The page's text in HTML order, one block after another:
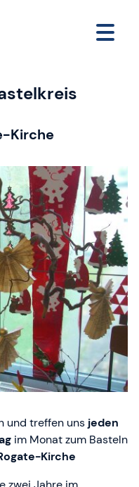
Kirche
und treffen uns jeden
im Monat zum Basteln
Kirche